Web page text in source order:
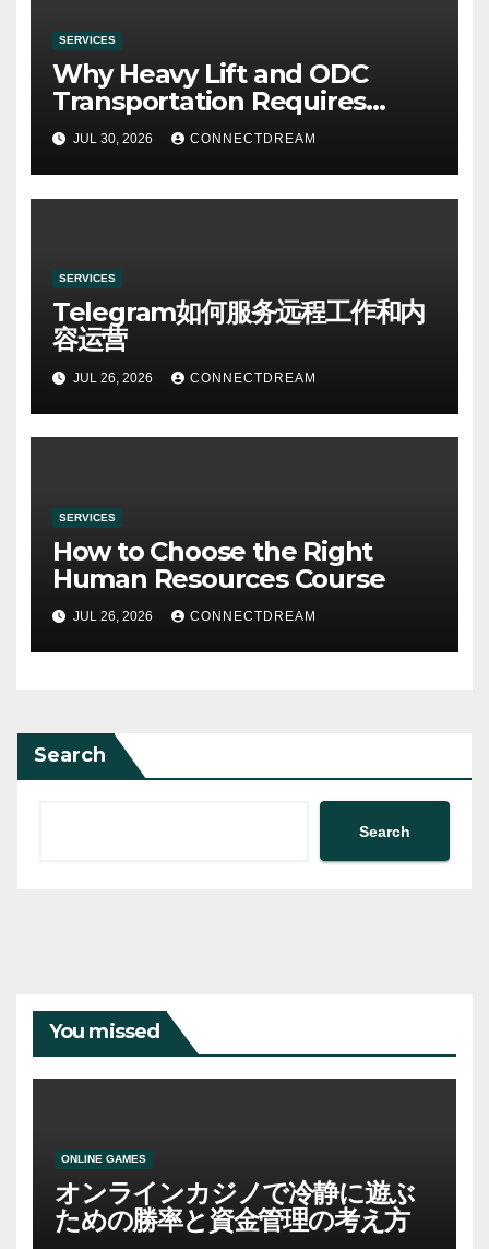
SERVICES
Why Heavy Lift and ODC
Transportation Requires
Specialists
JUL 30, 2026 CONNECTDREAM
SERVICES
Telegram如何服务远程工作和内
容运营
JUL 26, 2026 CONNECTDREAM
SERVICES
How to Choose the Right
Human Resources Course
JUL 26, 2026 CONNECTDREAM
Search
Search
You missed
ONLINE GAMES
オンラインカジノで冷静に遊ぶ
ための勝率と資金管理の考え方